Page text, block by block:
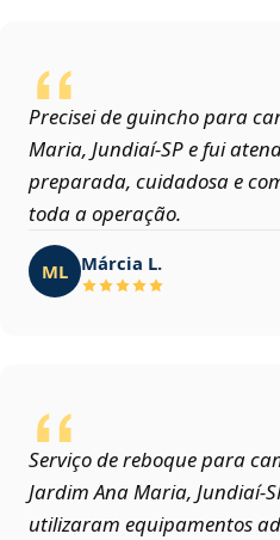
Precisei de guincho para
Maria, Jundiaí‑SP e fui
preparada, cuidadosa e
toda a operação.
ML Márcia L.
Serviço de reboque para
Jardim Ana Maria,
utilizaram equipamentos